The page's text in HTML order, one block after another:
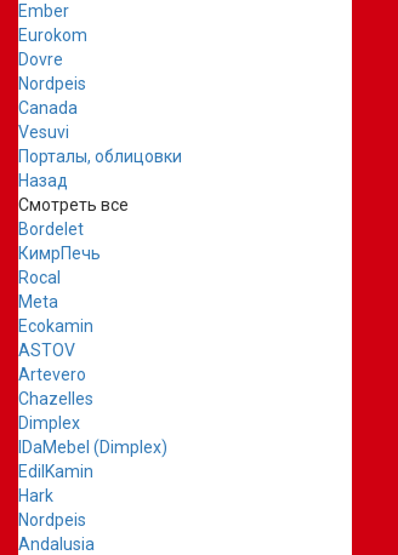
Ember
Eurokom
Dovre
Nordpeis
Canada
Vesuvi
Порталы, облицовки
Назад
Смотреть все
Bordelet
КимрПечь
Rocal
Meta
Ecokamin
ASTOV
Artevero
Chazelles
Dimplex
IDaMebel (Dimplex)
EdilKamin
Hark
Nordpeis
Andalusia